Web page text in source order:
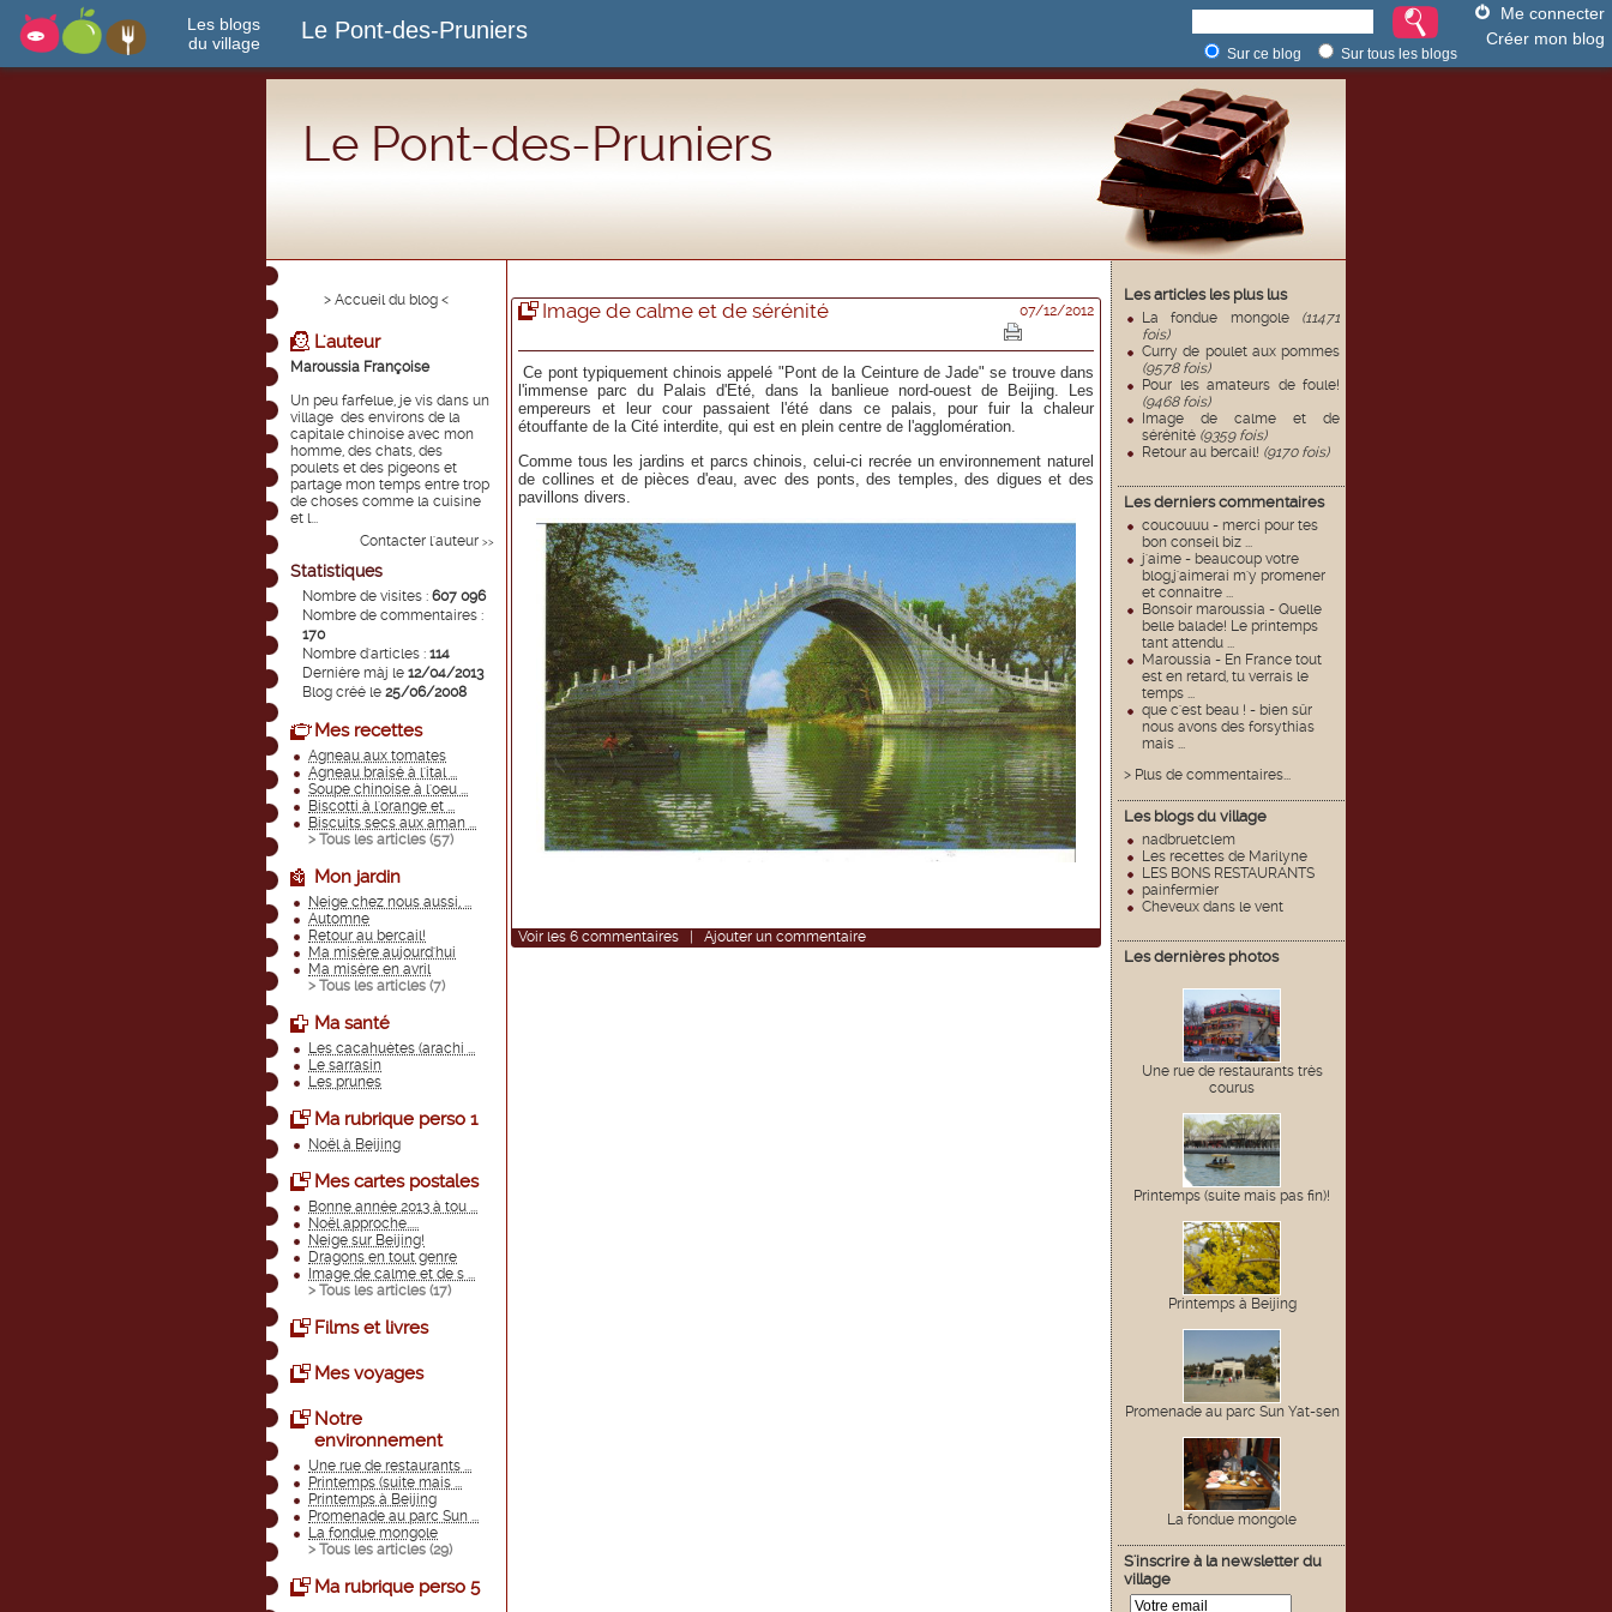
Les blogs
du village
Le Pont-des-Pruniers
Me connecter
Créer mon blog
Sur ce blog Sur tous les blogs
Le Pont-des-Pruniers
Les articles les plus lus
La fondue mongole (11471
fois)
Curry de poulet aux pommes
(9578 fois)
Pour les amateurs de foule!
(9468 fois)
Image de calme et de
sérénité (9359 fois)
Retour au bercail! (9170 fois)
Les derniers commentaires
coucouuu - merci pour tes
bon conseil biz ...
j'aime - beaucoup votre
blog,j'aimerai m'y promener
et connaitre ...
Bonsoir maroussia - Quelle
belle balade! Le printemps
tant attendu ...
Maroussia - En France tout
est en retard, tu verrais le
temps ...
que c'est beau ! - bien sûr
nous avons des forsythias
mais ...
> Plus de commentaires...
Les blogs du village
nadbruetclem
Les recettes de Marilyne
LES BONS RESTAURANTS
painfermier
Cheveux dans le vent
Les dernières photos
Une rue de restaurants très
courus
Printemps (suite mais pas fin)!
Printemps à Beijing
Promenade au parc Sun Yat-sen
La fondue mongole
S'inscrire à la newsletter du
village
> Accueil du blog <
L'auteur
Maroussia Françoise
Un peu farfelue, je vis dans un
village des environs de la
capitale chinoise avec mon
homme, des chats, des
poulets et des pigeons et
partage mon temps entre trop
de choses comme la cuisine
et l...
Contacter l'auteur >>
Statistiques
Nombre de visites : 607 096
Nombre de commentaires :
170
Nombre d'articles : 114
Dernière màj le 12/04/2013
Blog créé le 25/06/2008
Mes recettes
Agneau aux tomates
Agneau braisé à l'ital ...
Soupe chinoise à l'oeu ...
Biscotti à l'orange et ...
Biscuits secs aux aman ...
> Tous les articles (57)
Mon jardin
Neige chez nous aussi, ...
Automne
Retour au bercail!
Ma misère aujourd'hui
Ma misère en avril
> Tous les articles (7)
Ma santé
Les cacahuètes (arachi ...
Le sarrasin
Les prunes
Ma rubrique perso 1
Noël à Beijing
Mes cartes postales
Bonne année 2013 à tou ...
Noël approche.....
Neige sur Beijing!
Dragons en tout genre
Image de calme et de s ...
> Tous les articles (17)
Films et livres
Mes voyages
Notre
environnement
Une rue de restaurants ...
Printemps (suite mais ...
Printemps à Beijing
Promenade au parc Sun ...
La fondue mongole
> Tous les articles (29)
Ma rubrique perso 5
Image de calme et de sérénité 07/12/2012
Ce pont typiquement chinois appelé "Pont de la Ceinture de Jade" se trouve dans
l'immense parc du Palais d'Eté, dans la banlieue nord-ouest de Beijing. Les
empereurs et leur cour passaient l'été dans ce palais, pour fuir la chaleur
étouffante de la Cité interdite, qui est en plein centre de l'agglomération.
Comme tous les jardins et parcs chinois, celui-ci recrée un environnement naturel
de collines et de pièces d'eau, avec des ponts, des temples, des digues et des
pavillons divers.
Voir les 6 commentaires Ajouter un commentaire